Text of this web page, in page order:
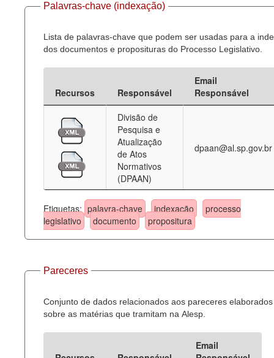
Palavras-chave (indexação)
Lista de palavras-chave que podem ser usadas para a
dos documentos e proposituras do Processo Legislativo.
Recursos Responsável
Email
Responsável
Divisão de
Pesquisa e
Atualização
de Atos
Normativos
(DPAAN)
dpaan@al.sp.gov.br
Etiquetas: palavra-chave indexação
processo
legislativo
documento propositura
Pareceres
Conjunto de dados relacionados aos pareceres elaborados
sobre as matérias que tramitam na Alesp.
Email